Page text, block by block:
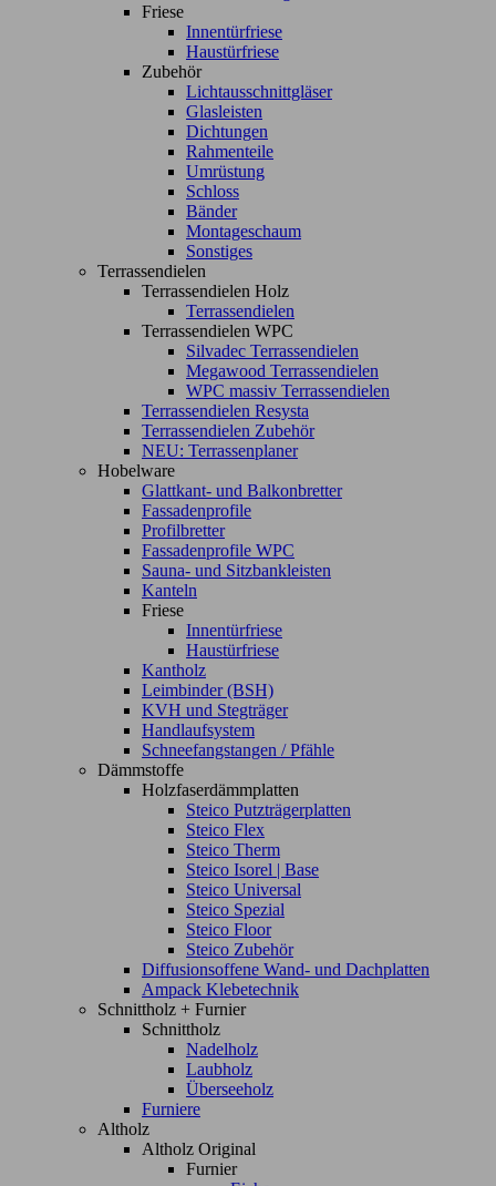
Friese
Innentürfriese
Haustürfriese
Zubehör
Lichtausschnittgläser
Glasleisten
Dichtungen
Rahmenteile
Umrüstung
Schloss
Bänder
Montageschaum
Sonstiges
Terrassendielen
Terrassendielen Holz
Terrassendielen
Terrassendielen WPC
Silvadec Terrassendielen
Megawood Terrassendielen
WPC massiv Terrassendielen
Terrassendielen Resysta
Terrassendielen Zubehör
NEU: Terrassenplaner
Hobelware
Glattkant- und Balkonbretter
Fassadenprofile
Profilbretter
Fassadenprofile WPC
Sauna- und Sitzbankleisten
Kanteln
Friese
Innentürfriese
Haustürfriese
Kantholz
Leimbinder (BSH)
KVH und Stegträger
Handlaufsystem
Schneefangstangen / Pfähle
Dämmstoffe
Holzfaserdämmplatten
Steico Putzträgerplatten
Steico Flex
Steico Therm
Steico Isorel | Base
Steico Universal
Steico Spezial
Steico Floor
Steico Zubehör
Diffusionsoffene Wand- und Dachplatten
Ampack Klebetechnik
Schnittholz + Furnier
Schnittholz
Nadelholz
Laubholz
Überseeholz
Furniere
Altholz
Altholz Original
Furnier